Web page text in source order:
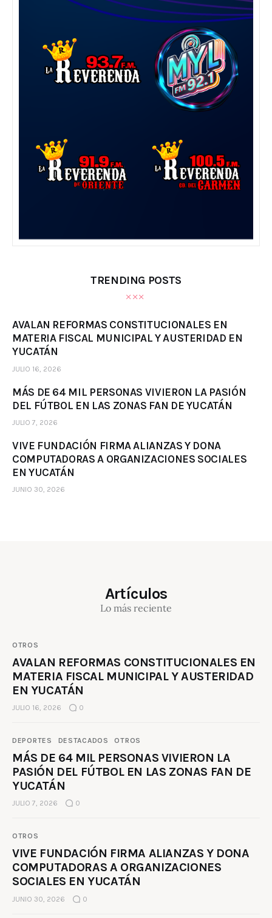
TRENDING POSTS
AVALAN REFORMAS CONSTITUCIONALES EN
MATERIA FISCAL MUNICIPAL Y AUSTERIDAD EN
YUCATÁN
JULIO 16, 2026
MÁS DE 64 MIL PERSONAS VIVIERON LA PASIÓN
DEL FÚTBOL EN LAS ZONAS FAN DE YUCATÁN
JULIO 7, 2026
VIVE FUNDACIÓN FIRMA ALIANZAS Y DONA
COMPUTADORAS A ORGANIZACIONES SOCIALES
EN YUCATÁN
JUNIO 30, 2026
Artículos
Lo más reciente
OTROS
AVALAN REFORMAS CONSTITUCIONALES EN
MATERIA FISCAL MUNICIPAL Y AUSTERIDAD
EN YUCATÁN
JULIO 16, 2026 0
DEPORTES DESTACADOS OTROS
MÁS DE 64 MIL PERSONAS VIVIERON LA
PASIÓN DEL FÚTBOL EN LAS ZONAS FAN DE
YUCATÁN
JULIO 7, 2026 0
OTROS
VIVE FUNDACIÓN FIRMA ALIANZAS Y DONA
COMPUTADORAS A ORGANIZACIONES
SOCIALES EN YUCATÁN
JUNIO 30, 2026 0